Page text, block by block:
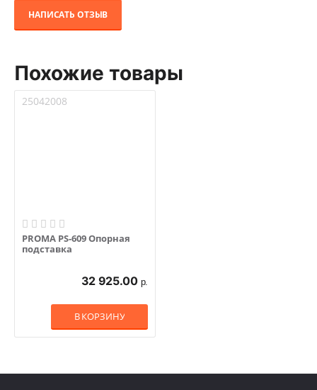
НАПИСАТЬ ОТЗЫВ
Похожие товары
25042008
PROMA PS-609 Опорная
подставка
32 925.00 р.
В КОРЗИНУ